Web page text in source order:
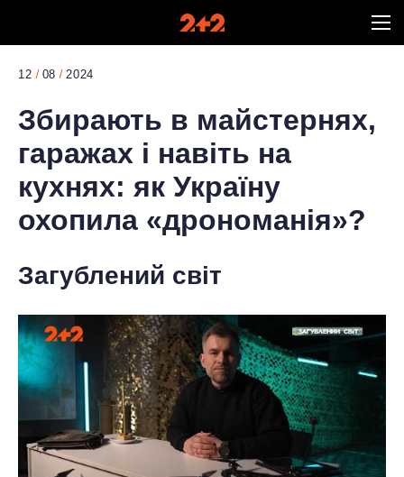
12 08 2024
Збирають в майстернях,
гаражах і навіть на
кухнях: як Україну
охопила «дрономанія»?
Загублений світ